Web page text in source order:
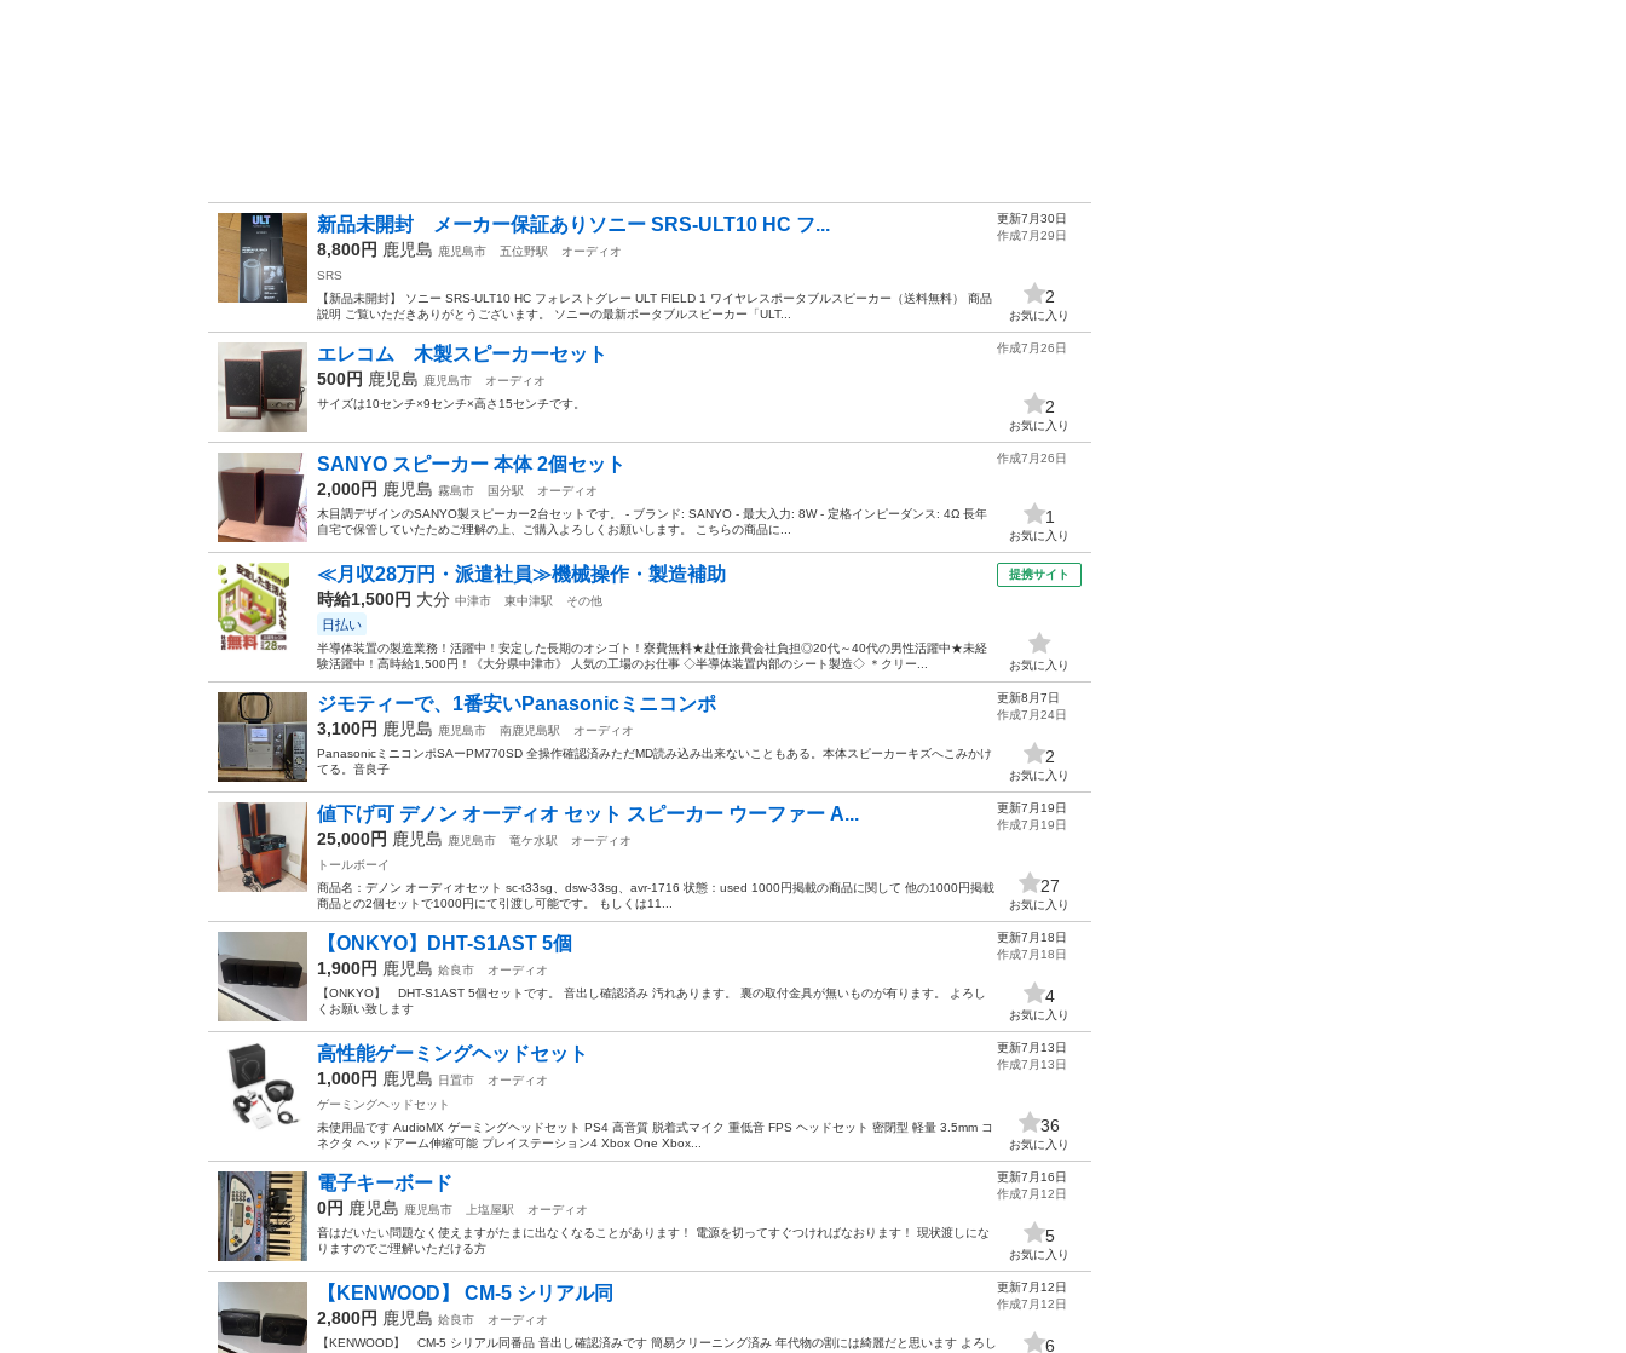
新品未開封 メーカー保証ありソニー SRS-ULT10 HC フ...
8,800円 鹿児島 鹿児島市 五位野駅
オーディオ
SRS
【新品未開封】 ソニー SRS-ULT10 HC フォレストグレー ULT FIELD 1 ワイヤレスポータブルスピーカー（送料無料） 商品
説明 ご覧いただきありがとうございます。 ソニーの最新ポータブルスピーカー「ULT...
更新7月30日
作成7月29日
2
お気に入り
エレコム 木製スピーカーセット
500円 鹿児島 鹿児島市
オーディオ
サイズは10センチ×9センチ×高さ15センチです。
作成7月26日
2
お気に入り
SANYO スピーカー 本体 2個セット
2,000円 鹿児島 霧島市 国分駅
オーディオ
木目調デザインのSANYO製スピーカー2台セットです。 - ブランド: SANYO - 最大入力: 8W - 定格インピーダンス: 4Ω 長年
自宅で保管していたためご理解の上、ご購入よろしくお願いします。 こちらの商品に...
作成7月26日
1
お気に入り
≪月収28万円・派遣社員≫機械操作・製造補助
時給1,500円 大分 中津市 東中津駅 その他
日払い
半導体装置の製造業務！活躍中！安定した長期のオシゴト！寮費無料★赴任旅費会社負担◎20代～40代の男性活躍中★未経
験活躍中！高時給1,500円！《大分県中津市》 人気の工場のお仕事 ◇半導体装置内部のシート製造◇ ＊クリー...
提携サイト
お気に入り
ジモティーで、1番安いPanasonicミニコンポ
3,100円 鹿児島 鹿児島市 南鹿児島駅
オーディオ
PanasonicミニコンポSAーPM770SD 全操作確認済みただMD読み込み出来ないこともある。本体スピーカーキズへこみかけ
てる。音良子
更新8月7日
作成7月24日
2
お気に入り
値下げ可 デノン オーディオ セット スピーカー ウーファー A...
25,000円 鹿児島 鹿児島市 竜ケ水駅
オーディオ
トールボーイ
商品名：デノン オーディオセット sc-t33sg、dsw-33sg、avr-1716 状態：used 1000円掲載の商品に関して 他の1000円掲載
商品との2個セットで1000円にて引渡し可能です。 もしくは11...
更新7月19日
作成7月19日
27
お気に入り
【ONKYO】DHT-S1AST 5個
1,900円 鹿児島 姶良市
オーディオ
【ONKYO】 DHT-S1AST 5個セットです。 音出し確認済み 汚れあります。 裏の取付金具が無いものが有ります。 よろし
くお願い致します
更新7月18日
作成7月18日
4
お気に入り
高性能ゲーミングヘッドセット
1,000円 鹿児島 日置市
オーディオ
ゲーミングヘッドセット
未使用品です AudioMX ゲーミングヘッドセット PS4 高音質 脱着式マイク 重低音 FPS ヘッドセット 密閉型 軽量 3.5mm コ
ネクタ ヘッドアーム伸縮可能 プレイステーション4 Xbox One Xbox...
更新7月13日
作成7月13日
36
お気に入り
電子キーボード
0円 鹿児島 鹿児島市 上塩屋駅
オーディオ
音はだいたい問題なく使えますがたまに出なくなることがあります！ 電源を切ってすぐつければなおります！ 現状渡しにな
りますのでご理解いただける方
更新7月16日
作成7月12日
5
お気に入り
【KENWOOD】 CM-5 シリアル同
2,800円 鹿児島 姶良市
オーディオ
【KENWOOD】 CM-5 シリアル同番品 音出し確認済みです 簡易クリーニング済み 年代物の割には綺麗だと思います よろし
更新7月12日
作成7月12日
6